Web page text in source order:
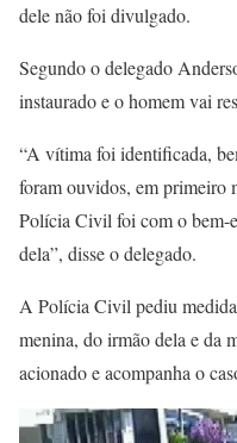
dele não foi divulgado.
Segundo o delegado
instaurado e o homem vai
“A vítima foi identificada,
foram ouvidos, em primeiro
Polícia Civil foi com o bem-
dela”, disse o delegado.
A Polícia Civil pediu
menina, do irmão dela e da
acionado e acompanha o